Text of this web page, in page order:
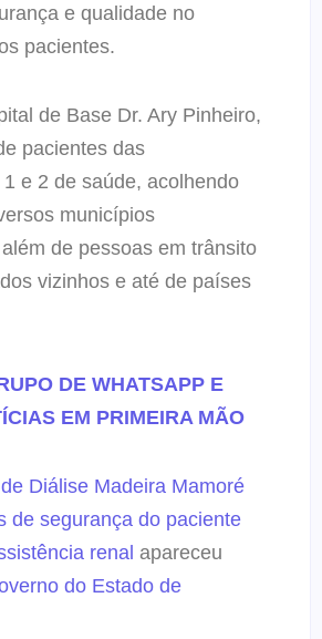
e qualidade no
pacientes.
de Base Dr. Ary Pinheiro,
pacientes das
e 2 de saúde, acolhendo
municípios
de pessoas em trânsito
vizinhos e até de países
DE WHATSAPP E
EM PRIMEIRA MÃO
Diálise Madeira Mamoré
de segurança do paciente
renal apareceu
do Estado de